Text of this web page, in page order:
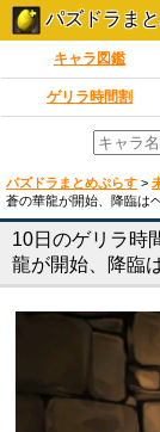
パズドラま
キャラ図鑑
ゲリラ時間割
パズドラまとめぷらす >
蒼の華龍が開始、降臨は
10日のゲリラ時
龍が開始、降臨